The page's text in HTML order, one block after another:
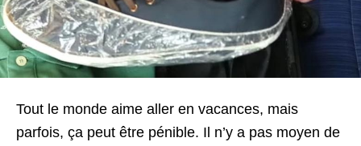
Tout le monde aime aller en vacances, mais
parfois, ça peut être pénible. Il n’y a pas moyen de